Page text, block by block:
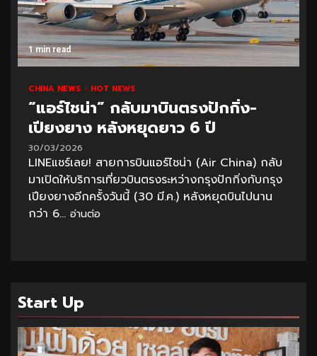
1 min read
CHINA NEWS HOT NEWS
“แอร์ไชน่า” กลับมาบินตรงปักกิ่ง-
เปียงยาง หลังหยุดยาว 6 ปี
30/03/2026
LINEแชร์เลย! สายการบินแอร์ไชน่า (Air China) กลับ
มาเปิดให้บริการเที่ยวบินตรงระหว่างกรุงปักกิ่งกับกรุง
เปียงยางอีกครั้งวันนี้ (30 มี.ค.) หลังหยุดบินไปนาน
กว่า 6... อ่านต่อ
Start Up